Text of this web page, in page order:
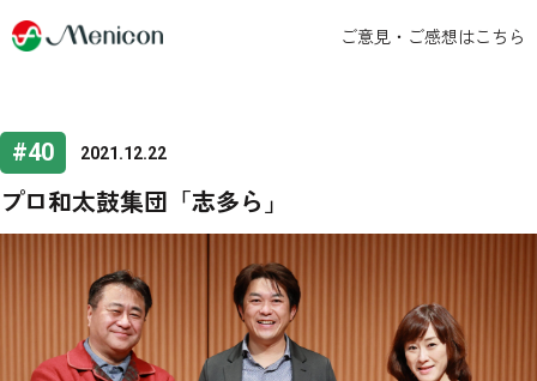
ご意見・ご感想はこちら
#40
プロ和太鼓集団「志多ら」
2021.12.22